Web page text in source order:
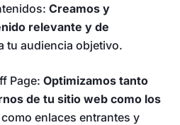
Creamos y
relevante y de
tu audiencia objetivo.
Page:Optimizamos tanto
de tu sitio web como los
como enlaces entrantes y